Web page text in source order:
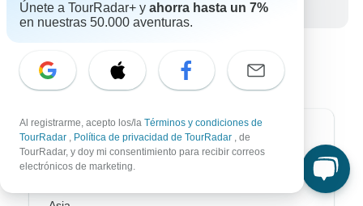
+34 933 938 984
Destinos más populares
Únete a TourRadar+ y ahorra hasta un 7%
en nuestras 50.000 aventuras.
Al registrarme, acepto los/la Términos y condiciones de
TourRadar , Política de privacidad de TourRadar , de
TourRadar, y doy mi consentimiento para recibir correos
electrónicos de marketing.